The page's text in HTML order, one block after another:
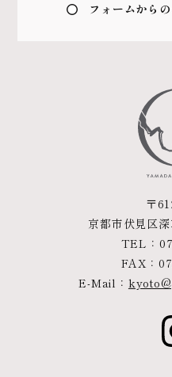
フォームから
〒
京都市伏見区
TEL：
FAX：
E-Mail：